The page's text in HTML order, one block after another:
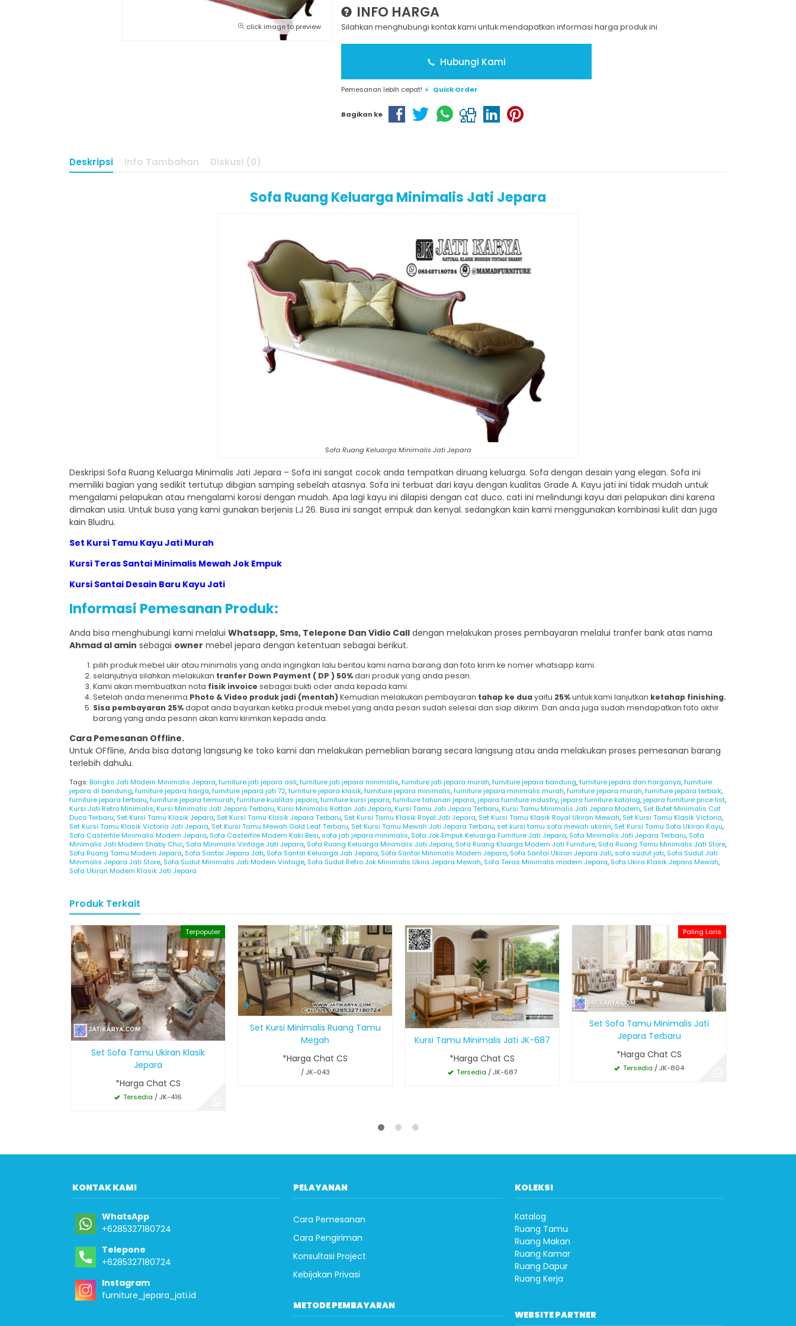
click image to preview
INFO HARGA
Silahkan menghubungi kontak kami untuk mendapatkan informasi harga produk ini.
Hubungi Kami
Pemesanan lebih cepat! Quick Order
Bagikan ke
Deskripsi Info Tambahan Diskusi (0)
Sofa Ruang Keluarga Minimalis Jati Jepara
Sofa Ruang Keluarga Minimalis Jati Jepara
Deskripsi Sofa Ruang Keluarga Minimalis Jati Jepara – Sofa ini sangat cocok anda tempatkan diruang keluarga. Sofa dengan desain yang elegan. Sofa ini
memiliki bagian yang sedikit tertutup dibgian samping sebelah atasnya. Sofa ini terbuat dari kayu dengan kualitas Grade A. Kayu jati ini tidak mudah untuk
mengalami pelapukan atau mengalami korosi dengan mudah. Apa lagi kayu ini dilapisi dengan cat duco. cati ini melindungi kayu dari pelapukan dini karena
dimakan usia. Untuk busa yang kami gunakan berjenis LJ 26. Busa ini sangat empuk dan kenyal. sedangkan kain kami menggunakan kombinasi kulit dan juga
kain Bludru.
Set Kursi Tamu Kayu Jati Murah
Kursi Teras Santai Minimalis Mewah Jok Empuk
Kursi Santai Desain Baru Kayu Jati
Informasi Pemesanan Produk:
Anda bisa menghubungi kami melalui Whatsapp, Sms, Telepone Dan Vidio Call dengan melakukan proses pembayaran melalui tranfer bank atas nama
Ahmad al amin sebagai owner mebel jepara dengan ketentuan sebagai berikut.
pilih produk mebel ukir atau minimalis yang anda ingingkan lalu beritau kami nama barang dan foto kirim ke nomer whatsapp kami.
selanjutnya silahkan melakukan tranfer Down Payment ( DP ) 50%dari produk yang anda pesan.
Kami akan membuatkan nota fisik invoice sebagai bukti oder anda kepada kami.
Setelah anda menerima Photo & Video produk jadi (mentah)Kemudian melakukan pembayaran tahap ke duayaitu 25%untuk kami lanjutkan ketahap finishing.
Sisa pembayaran 25%dapat anda bayarkan ketika produk mebel yang anda pesan sudah selesai dan siap dikirim. Dan anda juga sudah mendapatkan foto akhir
barang yang anda pesann akan kami kirimkan kepada anda.
Cara Pemesanan Offline.
Untuk OFfline, Anda bisa datang langsung ke toko kami dan melakukan pemeblian barang secara langsung atau anda melakukan proses pemesanan barang
terlebih dahulu.
Tags:Bangko Jati Modern Minimalis Jepara,furniture jati jepara asli,furniture jati jepara minimalis,furniture jati jepara murah,furniture jepara bandung,furniture jepara dan harganya,furniture
jepara di bandung,furniture jepara harga,furniture jepara jati 72,furniture jepara klasik,furniture jepara minimalis,furniture jepara minimalis murah,furniture jepara murah,furniture jepara terbaik,
furniture jepara terbaru,furniture jepara termurah,furniture kualitas jepara,furniture kursi jepara,furniture tahunan jepara,jepara furniture industry,jepara furniture katalog,jepara furniture price list,
Kursi Jati Retro Minimalis,Kursi Minimalis Jati Jepara Terbaru,Kursi Minimalis Rottan Jati Jepara,Kursi Tamu Jati Jepara Terbaru,Kursi Tamu Minimalis Jati Jepara Modern, Set Bufet Minimalis Cat
Duco Terbaru, Set Kursi Tamu Klasik Jepara, Set Kursi Tamu Klasik Jepara Terbaru, Set Kursi Tamu Klasik Royal Jati Jepara, Set Kursi Tamu Klasik Royal Ukiran Mewah, Set Kursi Tamu Klasik Victoria,
Set Kursi Tamu Klasik Victoria Jati Jepara, Set Kursi Tamu Mewah Gold Leaf Terbaru, Set Kursi Tamu Mewah Jati Jepara Terbaru,set kursi tamu sofa mewah ukiran, Set Kursi Tamu Sofa Ukiran Kayu,
Sofa Casterfile Minimalis Modern Jepara, Sofa Casterfile Modern Kaki Besi,sofa jati jepara minimalis, Sofa Jok Empuk Keluarga Furniture Jati Jepara, Sofa Minimalis Jati Jepara Terbaru, Sofa
Minimalis Jati Modern Shaby Chic, Sofa Minimalis Vintage Jati Jepara, Sofa Ruang Keluarga Minimalis Jati Jepara, Sofa Ruang Kluarga Modern Jati Furniture, Sofa Ruang Tamu Minimalis Jati Store,
Sofa Ruang Tamu Modern Jepara, Sofa Santai Jepara Jati, Sofa Santai Keluarga Jati Jepara, Sofa Santai Minimalis Modern Jepara, Sofa Santai Ukiran Jepara Jati,sofa sudut jati, Sofa Sudut Jati
Minimalis Jepara Jati Store, Sofa Sudut Minimalis Jati Modern Vintage, Sofa Sudut Retro Jok Minimalis Ukira Jepara Mewah, Sofa Teras Minimalis modern Jepara, Sofa Ukira Klasik Jepara Mewah,
Sofa Ukiran Modern Klasik Jati Jepara
Produk Terkait
Terpopuler
Set Sofa Tamu Ukiran Klasik
Jepara
*Harga Chat CS
Tersedia / JK-416
Set Kursi Minimalis Ruang Tamu
Megah
*Harga Chat CS
/ JK-043
Kursi Tamu Minimalis Jati JK-687
*Harga Chat CS
Tersedia / JK-687
Paling Laris
Set Sofa Tamu Minimalis Jati
Jepara Terbaru
*Harga Chat CS
Tersedia / JK-804
KONTAK KAMI
WhatsApp
+6285327180724
Telepone
+6285327180724
Instagram
furniture_jepara_jati.id
PELAYANAN
Cara Pemesanan
Cara Pengiriman
Konsultasi Project
Kebijakan Privasi
METODE PEMBAYARAN
KOLEKSI
Katalog
Ruang Tamu
Ruang Makan
Ruang Kamar
Ruang Dapur
Ruang Kerja
WEBSITE PARTNER